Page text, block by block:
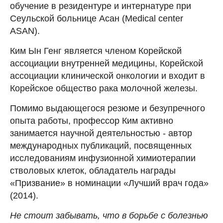
обучение в резидентуре и интернатуре при
Сеульской больнице Асан (Medical center
ASAN).
Ким Ын Генг является членом Корейской
ассоциации внутренней медицины, Корейской
ассоциации клинической онкологии и входит в
Корейское общество рака молочной железы.
Помимо выдающегося резюме и безупречного
опыта работы, профессор Ким активно
занимается научной деятельностью - автор
международных публикаций, посвященных
исследованиям инфузионной химиотерапии
стволовых клеток, обладатель награды
«Призвание» в номинации «Лучший врач года»
(2014).
Не стоит забывать, что в борьбе с болезнью